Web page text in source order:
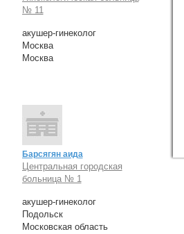
№ 11
акушер-гинеколог
Москва
Москва
Барсягян аида
Центральная городская
больница № 1
акушер-гинеколог
Подольск
Московская область